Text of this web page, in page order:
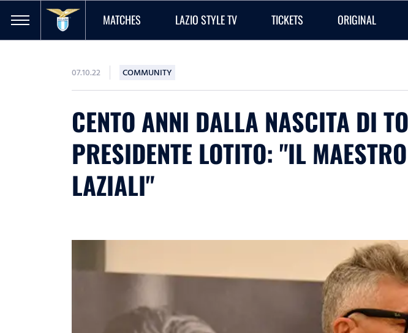
MATCHES LAZIO STYLE TV TICKETS ORIGINAL
07.10.22 COMMUNITY
CENTO ANNI DALLA NASCITA DI
PRESIDENTE LOTITO: "IL
LAZIALI"